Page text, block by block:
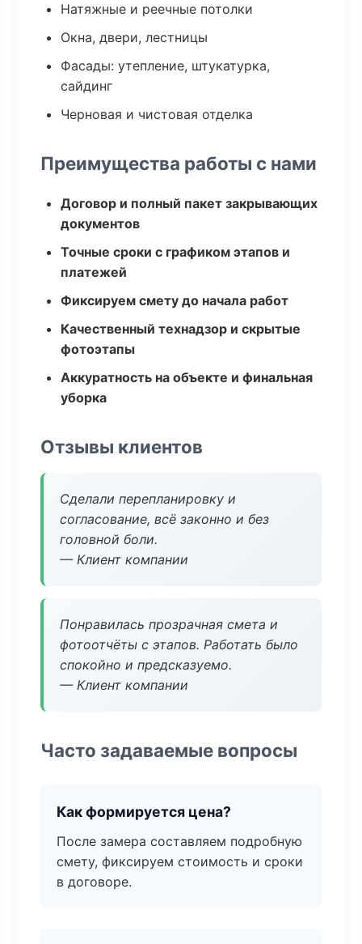
Натяжные и реечные потолки
Окна, двери, лестницы
Фасады: утепление, штукатурка,
сайдинг
Черновая и чистовая отделка
Преимущества работы с нами
Договор и полный пакет закрывающих
документов
Точные сроки с графиком этапов и
платежей
Фиксируем смету до начала работ
Качественный технадзор и скрытые
фотоэтапы
Аккуратность на объекте и финальная
уборка
Отзывы клиентов
Сделали перепланировку и
согласование, всё законно и без
головной боли.
— Клиент компании
Понравилась прозрачная смета и
фотоотчёты с этапов. Работать было
спокойно и предсказуемо.
— Клиент компании
Часто задаваемые вопросы
Как формируется цена?
После замера составляем подробную
смету, фиксируем стоимость и сроки
в договоре.